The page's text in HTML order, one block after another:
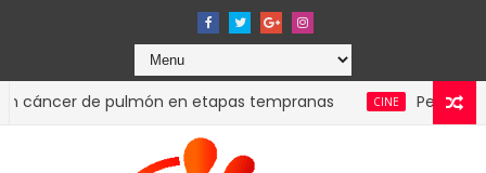
pulmón en etapas tempranas CINE Película Sublime